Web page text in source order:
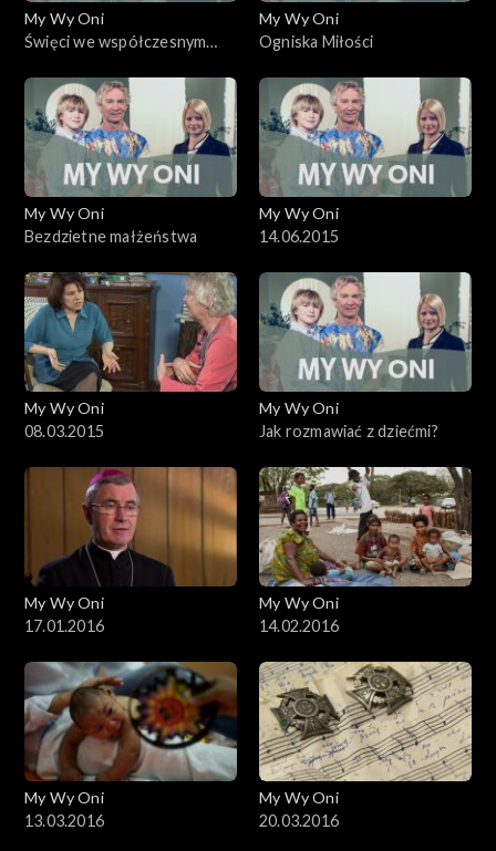
My Wy Oni
Święci we współczesnym
My Wy Oni
Ogniska Miłości
My Wy Oni
Bezdzietne małżeństwa
My Wy Oni
14.06.2015
My Wy Oni
08.03.2015
My Wy Oni
Jak rozmawiać z dziećmi?
My Wy Oni
17.01.2016
My Wy Oni
14.02.2016
My Wy Oni
13.03.2016
My Wy Oni
20.03.2016